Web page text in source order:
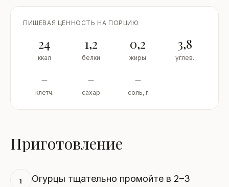
ПИЩЕВАЯ ЦЕННОСТЬ НА ПОРЦИЮ
24
ккал
1,2
белки
0,2
жиры
3,8
углев.
–
клетч.
–
сахар
–
соль, г
Приготовление
1
Огурцы тщательно промойте в 2–3